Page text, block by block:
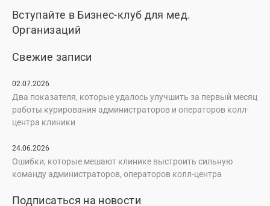
Вступайте в Бизнес-клуб для мед.
Организаций
Свежие записи
02.07.2026
Два показателя, которые удалось улучшить за первый месяц
работы курирования администраторов и операторов колл-
центра клиники
24.06.2026
Ошибки, которые мешают клинике выстроить сильную
команду администраторов, операторов колл-центра
Подписаться на новости